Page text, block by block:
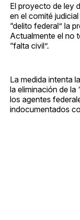
El proyecto de ley
en el comité
“delito federal” la
Actualmente el no
“falta civil”.
La medida intenta
la eliminación de la
los agentes
indocumentados